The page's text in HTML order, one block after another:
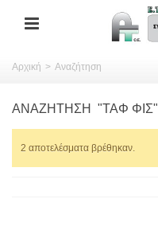
Αρχική > Αναζήτηση
ΑΝΑΖΉΤΗΣΗ "ΤΑΦ ΦΙΣ"
2 αποτελέσματα βρέθηκαν.